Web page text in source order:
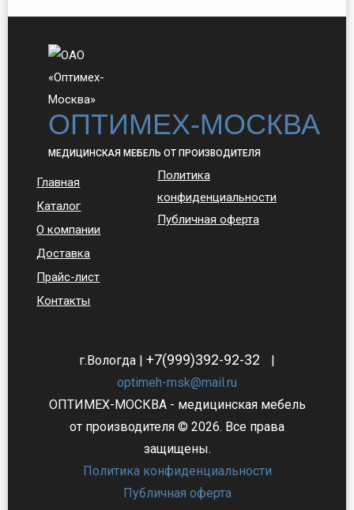
ОПТИМЕХ-МОСКВА
МЕДИЦИНСКАЯ МЕБЕЛЬ ОТ ПРОИЗВОДИТЕЛЯ
Главная
Каталог
О компании
Доставка
Прайс-лист
Контакты
Политика
конфиденциальности
Публичная оферта
г.Вологда | +7(999)392-92-32
|
optimeh-msk@mail.ru
ОПТИМЕХ-МОСКВА - медицинская мебель
от производителя © 2026. Все права
защищены.
Политика конфиденциальности
Публичная оферта